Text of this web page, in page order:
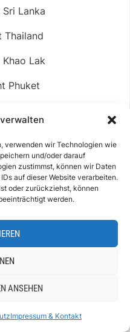
verwenden wir Technologien wie
und/oder darauf
zustimmst, können wir Daten
auf dieser Website verarbeiten.
oder zurückziehst, können
werden.
ANSEHEN
Impressum & Kontakt
Lanka
Thailand
Lak
Phuket
AMERIKA
Jamaica
Republik